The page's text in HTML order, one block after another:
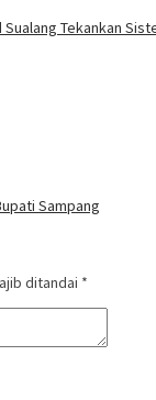
Tekankan
Sampang
ditandai *